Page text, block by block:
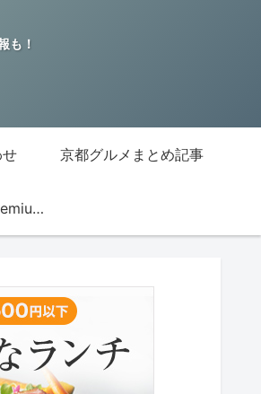
も！
京都グルメまとめ記事
Hide Ads for Premium Members